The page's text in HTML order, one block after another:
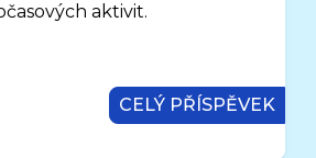
aktivit.
CELÝ PŘÍSPĚVEK